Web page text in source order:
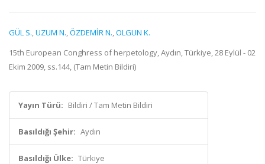
GÜL S.,UZUM N.,ÖZDEMİR N.,OLGUN K.
15th European Conghress of herpetology, Aydın, Türkiye, 28 Eylül - 02
Ekim 2009, ss.144, (Tam Metin Bildiri)
Yayın Türü: Bildiri / Tam Metin Bildiri
Basıldığı Şehir: Aydın
Basıldığı Ülke: Türkiye